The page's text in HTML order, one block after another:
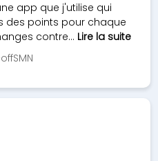
app que j'utilise qui
des points pour chaque
contre... Lire la suite